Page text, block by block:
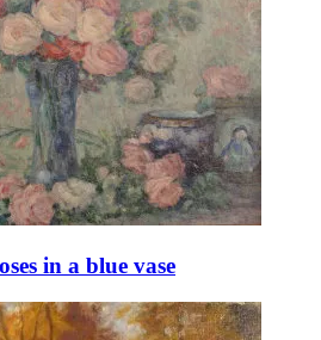
in a blue vase